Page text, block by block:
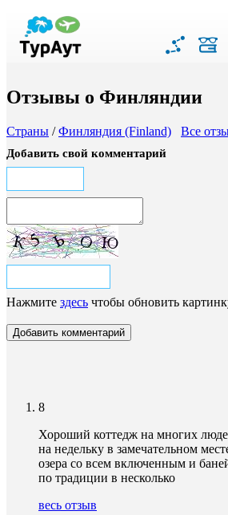
Отзывы о Финляндии
Страны /Финляндия (Finland) Все
Добавить свой комментарий
Нажмите здесь чтобы обновить
8
Хороший коттедж на многих
на недельку в замечательном
озера со всем включенным и
по традиции в несколько
весь отзыв